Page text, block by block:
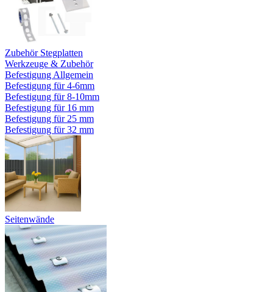
Zubehör Stegplatten
Werkzeuge & Zubehör
Befestigung Allgemein
Befestigung für 4-6mm
Befestigung für 8-10mm
Befestigung für 16 mm
Befestigung für 25 mm
Befestigung für 32 mm
Seitenwände